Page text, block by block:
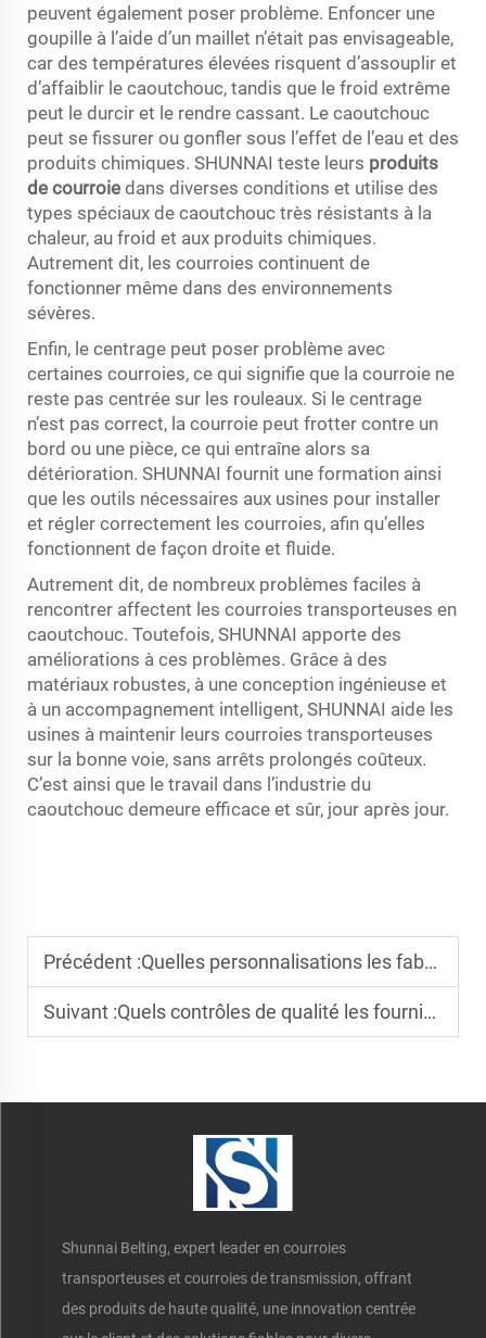
peuvent également poser problème. Enfoncer une
goupille à l’aide d’un maillet n’était pas envisageable,
car des températures élevées risquent d’assouplir et
d’affaiblir le caoutchouc, tandis que le froid extrême
peut le durcir et le rendre cassant. Le caoutchouc
peut se fissurer ou gonfler sous l’effet de l’eau et des
produits chimiques. SHUNNAI teste leurs produits
de courroie dans diverses conditions et utilise des
types spéciaux de caoutchouc très résistants à la
chaleur, au froid et aux produits chimiques.
Autrement dit, les courroies continuent de
fonctionner même dans des environnements
sévères.
Enfin, le centrage peut poser problème avec
certaines courroies, ce qui signifie que la courroie ne
reste pas centrée sur les rouleaux. Si le centrage
n’est pas correct, la courroie peut frotter contre un
bord ou une pièce, ce qui entraîne alors sa
détérioration. SHUNNAI fournit une formation ainsi
que les outils nécessaires aux usines pour installer
et régler correctement les courroies, afin qu’elles
fonctionnent de façon droite et fluide.
Autrement dit, de nombreux problèmes faciles à
rencontrer affectent les courroies transporteuses en
caoutchouc. Toutefois, SHUNNAI apporte des
améliorations à ces problèmes. Grâce à des
matériaux robustes, à une conception ingénieuse et
à un accompagnement intelligent, SHUNNAI aide les
usines à maintenir leurs courroies transporteuses
sur la bonne voie, sans arrêts prolongés coûteux.
C’est ainsi que le travail dans l’industrie du
caoutchouc demeure efficace et sûr, jour après jour.
Précédent :Quelles personnalisations les fabricants de convoyeurs d'impression proposent-ils
Suivant :Quels contrôles de qualité les fournisseurs de courroies transporteuses en céramique effectuent-ils ?
Shunnai Belting, expert leader en courroies
transporteuses et courroies de transmission, offrant
des produits de haute qualité, une innovation centrée